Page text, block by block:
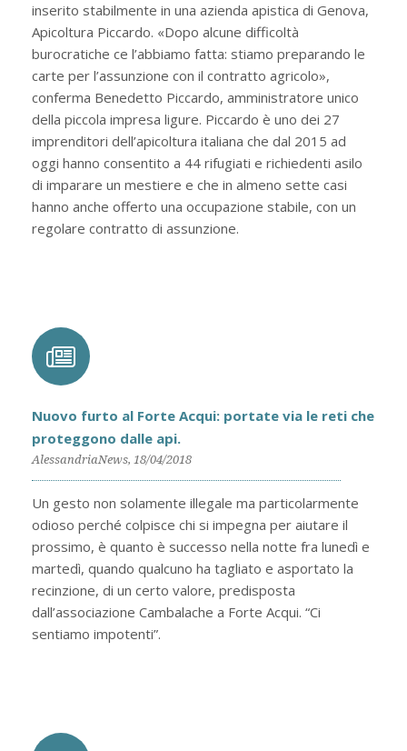
inserito stabilmente in una azienda apistica di Genova,
Apicoltura Piccardo. «Dopo alcune difficoltà
burocratiche ce l’abbiamo fatta: stiamo preparando le
carte per l’assunzione con il contratto agricolo»,
conferma Benedetto Piccardo, amministratore unico
della piccola impresa ligure. Piccardo è uno dei 27
imprenditori dell’apicoltura italiana che dal 2015 ad
oggi hanno consentito a 44 rifugiati e richiedenti asilo
di imparare un mestiere e che in almeno sette casi
hanno anche offerto una occupazione stabile, con un
regolare contratto di assunzione.
Nuovo furto al Forte Acqui: portate via le reti che
proteggono dalle api.
AlessandriaNews, 18/04/2018
Un gesto non solamente illegale ma particolarmente
odioso perché colpisce chi si impegna per aiutare il
prossimo, è quanto è successo nella notte fra lunedì e
martedì, quando qualcuno ha tagliato e asportato la
recinzione, di un certo valore, predisposta
dall’associazione Cambalache a Forte Acqui. “Ci
sentiamo impotenti”.